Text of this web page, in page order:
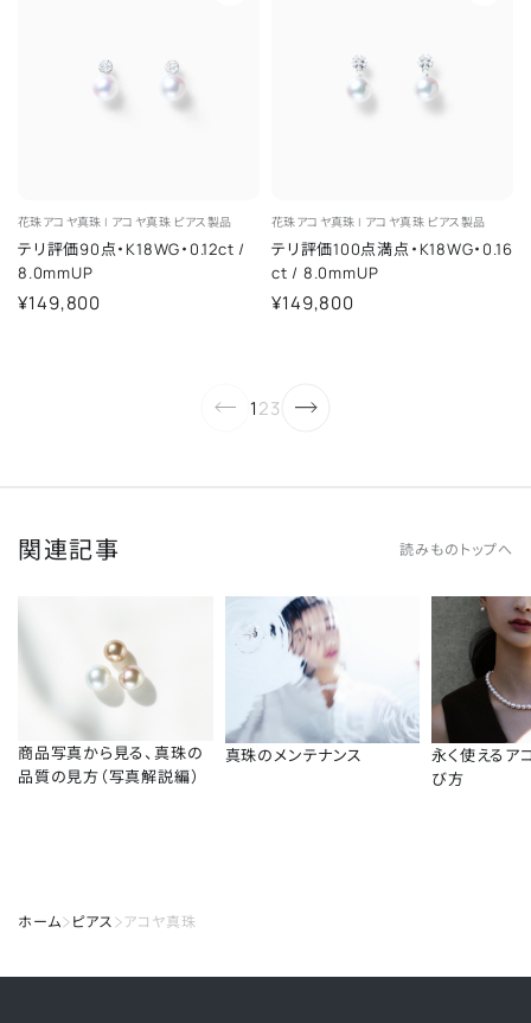
花珠アコヤ真珠 | アコヤ真珠 ピアス製品
テリ評価90点・K18WG・0.12ct /
8.0mmUP
¥149,800
花珠アコヤ真珠 | アコヤ真珠 ピアス製品
テリ評価100点満点・K18WG・0.16
ct / 8.0mmUP
¥149,800
123
関連記事 読みものトップへ
商品写真から見る、真珠の
品質の見方（写真解説編）
真珠のメンテナンス
永く使えるア
び方
ホーム ピアス アコヤ真珠